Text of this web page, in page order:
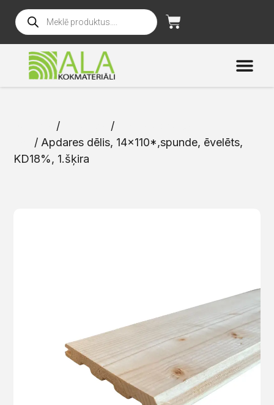
/ /
/ Apdares dēlis, 14×110*,spunde, ēvelēts,
KD18%, 1.šķira